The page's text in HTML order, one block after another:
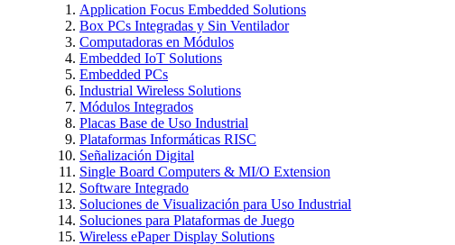
Application Focus Embedded Solutions
Box PCs Integradas y Sin Ventilador
Computadoras en Módulos
Embedded IoT Solutions
Embedded PCs
Industrial Wireless Solutions
Módulos Integrados
Placas Base de Uso Industrial
Plataformas Informáticas RISC
Señalización Digital
Single Board Computers & MI/O Extension
Software Integrado
Soluciones de Visualización para Uso Industrial
Soluciones para Plataformas de Juego
Wireless ePaper Display Solutions